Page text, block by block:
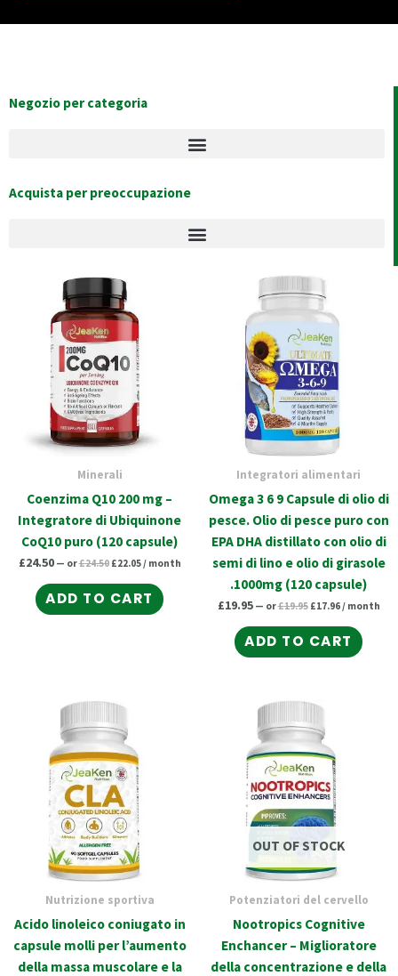
Negozio per categoria
Acquista per preoccupazione
Minerali
Coenzima Q10 200 mg –
Integratore di Ubiquinone
CoQ10 puro (120 capsule)
£24.50 — or£24.50
Original
price
was:
£24.50.
£22.05/ month
ADD TO CART
Integratori alimentari
Omega 3 6 9 Capsule di olio di
pesce. Olio di pesce puro con
EPA DHA distillato con olio di
semi di lino e olio di girasole
.1000mg (120 capsule)
£19.95 — or£19.95
Original
price
£19.95.
£17.96/ month
ADD TO CART
Nutrizione sportiva
Acido linoleico coniugato in
capsule molli per l’aumento
della massa muscolare e la
Original
was:
£19.95.
OUT OF STOCK
Potenziatori del cervello
Nootropics Cognitive
Enchancer – Miglioratore
della concentrazione e della
Original
was:
£22.95.